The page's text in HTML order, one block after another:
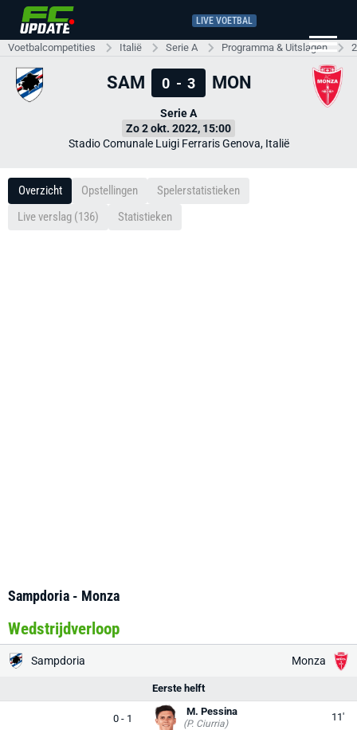
LIVE VOETBAL
Voetbalcompetities Italië Serie A Programma & Uitslagen
SAM 0 - 3 MON
Serie A
Zo 2 okt. 2022, 15:00
Stadio Comunale Luigi Ferraris Genova, Italië
Overzicht Opstellingen
Spelerstatistieken
Live verslag (136)
Statistieken
Sampdoria - Monza
Wedstrijdverloop
Sampdoria Monza
Eerste helft
0 - 1
M. Pessina
(P. Ciurria)
11'